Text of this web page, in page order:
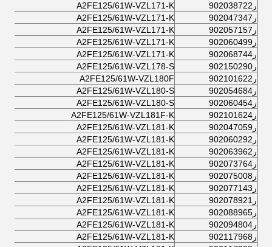
ر902038722
A2FE125/61W-VZL171-K
ر902047347
A2FE125/61W-VZL171-K
ر902057157
A2FE125/61W-VZL171-K
ر902060499
A2FE125/61W-VZL171-K
ر902068744
A2FE125/61W-VZL171-K
ر902150290
A2FE125/61W-VZL178-S
ر902101622
A2FE125/61W-VZL180F
ر902054684
A2FE125/61W-VZL180-S
ر902060454
A2FE125/61W-VZL180-S
ر902101624
A2FE125/61W-VZL181F-K
ر902047059
A2FE125/61W-VZL181-K
ر902060292
A2FE125/61W-VZL181-K
ر902063962
A2FE125/61W-VZL181-K
ر902073764
A2FE125/61W-VZL181-K
ر902075008
A2FE125/61W-VZL181-K
ر902077143
A2FE125/61W-VZL181-K
ر902078921
A2FE125/61W-VZL181-K
ر902088965
A2FE125/61W-VZL181-K
ر902094804
A2FE125/61W-VZL181-K
ر902117968
A2FE125/61W-VZL181-K